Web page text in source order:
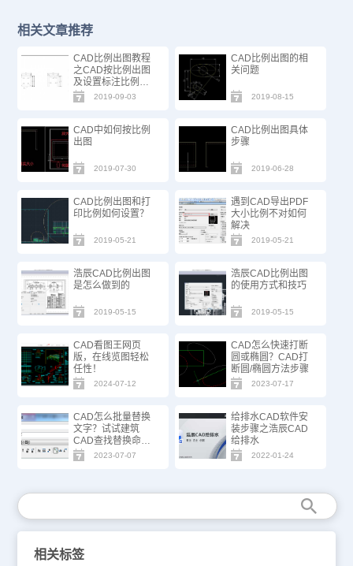
相关文章推荐
CAD比例出图教程
之CAD按比例出图
及设置标注比例教
程
2019-09-03
CAD比例出图的相
关问题
2019-08-15
CAD中如何按比例
出图
2019-07-30
CAD比例出图具体
步骤
2019-06-28
CAD比例出图和打
印比例如何设置？
2019-05-21
遇到CAD导出PDF
大小比例不对如何
解决
2019-05-21
浩辰CAD比例出图
是怎么做到的
2019-05-15
浩辰CAD比例出图
的使用方式和技巧
2019-05-15
CAD看图王网页
版，在线览图轻松
任性！
2024-07-12
CAD怎么快速打断
圆或椭圆？CAD打
断圆/椭圆方法步骤
2023-07-17
CAD怎么批量替换
文字？试试建筑
CAD查找替换命
令！
2023-07-07
给排水CAD软件安
装步骤之浩辰CAD
给排水
2022-01-24
相关标签